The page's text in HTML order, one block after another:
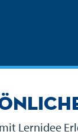
Lernidee